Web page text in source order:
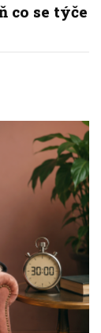
co se týče